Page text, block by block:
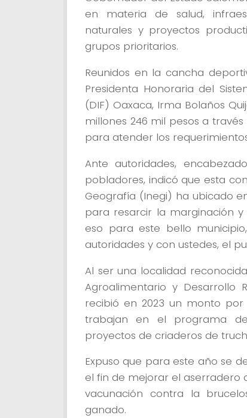
en materia de salud,
naturales y proyectos
grupos prioritarios.
Reunidos en la cancha
Presidenta Honoraria del
(DIF) Oaxaca, Irma Bolaños
millones 246 mil pesos a
para atender los
Ante autoridades,
pobladores, indicó que esta
Geografía (Inegi) ha ubicado
para resarcir la marginación
eso para este bello
autoridades y con ustedes, el
Al ser una localidad
Agroalimentario y Desarrollo
recibió en 2023 un monto
trabajan en el programa
proyectos de criaderos de
Expuso que para este año se
el fin de mejorar el aserradero
vacunación contra la
ganado.